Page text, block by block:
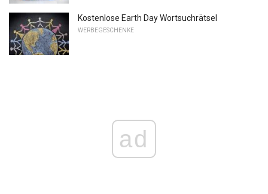
Kostenlose Earth Day Wortsuchrätsel
WERBEGESCHENKE
ad